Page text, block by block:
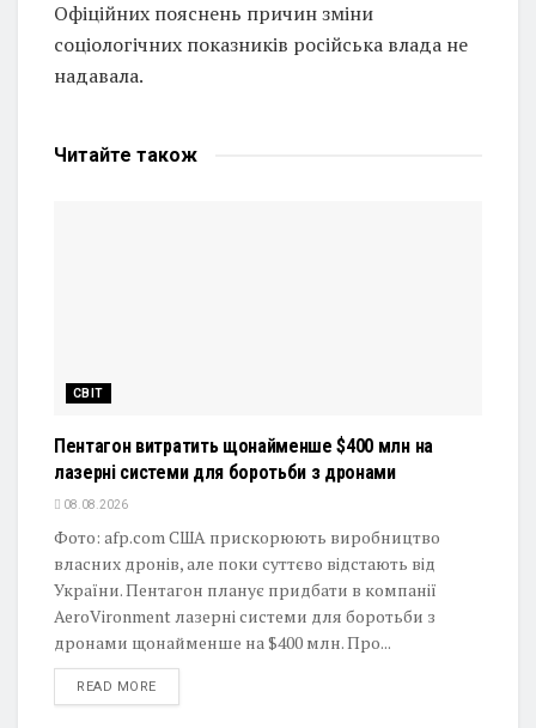
Офіційних пояснень причин зміни
соціологічних показників російська влада не
надавала.
Читайте також
СВІТ
Пентагон витратить щонайменше $400 млн на
лазерні системи для боротьби з дронами
08.08.2026
Фото: afp.com США прискорюють виробництво
власних дронів, але поки суттєво відстають від
України. Пентагон планує придбати в компанії
AeroVironment лазерні системи для боротьби з
дронами щонайменше на $400 млн. Про...
READ MOREDETAILS